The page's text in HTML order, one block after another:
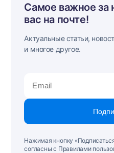
Самое важное
вас на почте!
Актуальные статьи,
и многое другое.
Нажимая кнопку
согласны с Правилами